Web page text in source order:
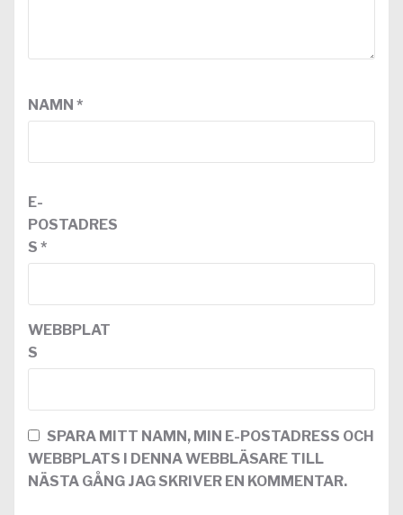
NAMN *
E-
POSTADRES
S *
WEBBPLAT
S
SPARA MITT NAMN, MIN E-POSTADRESS OCH
WEBBPLATS I DENNA WEBBLÄSARE TILL
NÄSTA GÅNG JAG SKRIVER EN KOMMENTAR.